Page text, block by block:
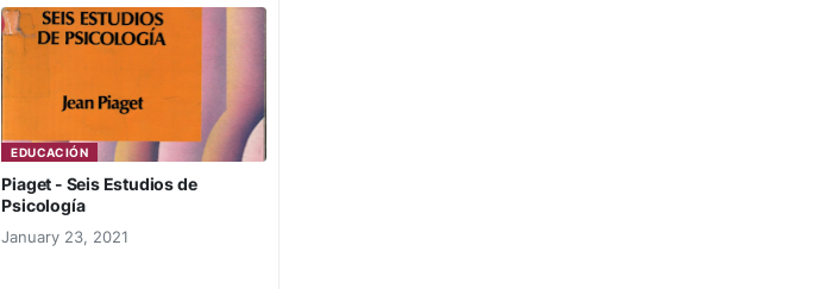
EDUCACIÓN
Piaget - Seis Estudios de
Psicología
January 23, 2021